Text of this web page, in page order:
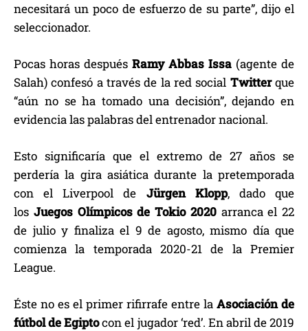
necesitará un poco de esfuerzo de su parte”, dijo el
seleccionador.
Pocas horas después Ramy Abbas Issa (agente de
Salah) confesó a través de la red social Twitterque
“aún no se ha tomado una decisión”, dejando en
evidencia las palabras del entrenador nacional.
Esto significaría que el extremo de 27 años se
perdería la gira asiática durante la pretemporada
con el Liverpool de Jürgen Klopp, dado que
los Juegos Olímpicos de Tokio 2020 arranca el 22
de julio y finaliza el 9 de agosto, mismo día que
comienza la temporada 2020-21 de la Premier
League.
Éste no es el primer rifirrafe entre la Asociación de
fútbol de Egiptocon el jugador ‘red’. En abril de 2019